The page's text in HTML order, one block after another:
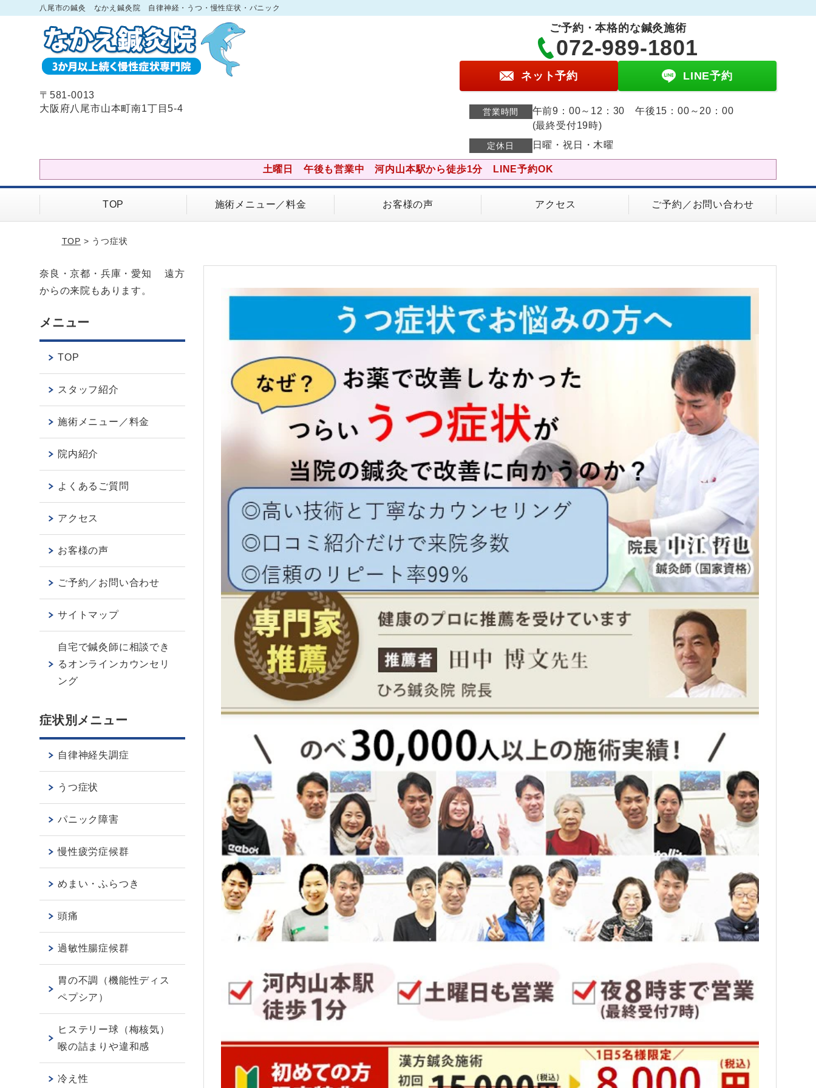
八尾市の鍼灸 なかえ鍼灸院 自律神経・うつ・慢性症状・パニック
〒581-0013
大阪府八尾市山本町南1丁目5-4
ご予約・本格的な鍼灸施術
072-989-1801
ネット予約 LINE予約
営業時間
午前9：00～12：30 午後15：00～20：00
(最終受付19時)
定休日 日曜・祝日・木曜
土曜日 午後も営業中 河内山本駅から徒歩1分 LINE予約OK
TOP 施術メニュー／料金 お客様の声 アクセス ご予約／お問い合わせ
TOP > うつ症状
奈良・京都・兵庫・愛知 遠方
からの来院もあります。
メニュー
TOP
スタッフ紹介
施術メニュー／料金
院内紹介
よくあるご質問
アクセス
お客様の声
ご予約／お問い合わせ
サイトマップ
自宅で鍼灸師に相談でき
るオンラインカウンセリ
ング
症状別メニュー
自律神経失調症
うつ症状
パニック障害
慢性疲労症候群
めまい・ふらつき
頭痛
過敏性腸症候群
胃の不調（機能性ディス
ペプシア）
ヒステリー球（梅核気）
喉の詰まりや違和感
冷え性